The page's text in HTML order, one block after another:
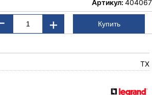
Артикул: 404067
- +
TX